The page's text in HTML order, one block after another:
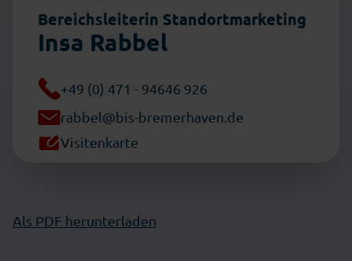
Bereichsleiterin Standortmarketing
Insa Rabbel
+49 (0) 471 - 94646 926
rabbel@bis-bremerhaven.de
Visitenkarte
Als PDF herunterladen